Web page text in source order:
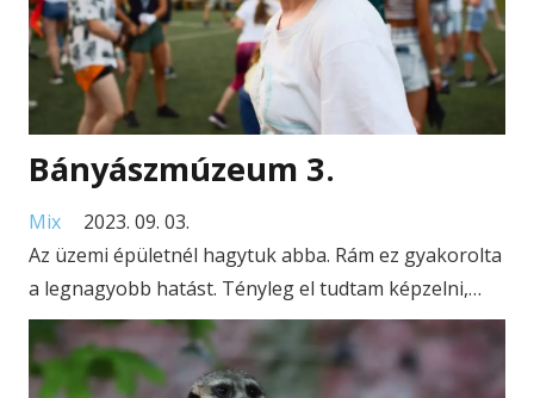
Bányászmúzeum 3.
Mix
2023. 09. 03.
Az üzemi épületnél hagytuk abba. Rám ez gyakorolta
a legnagyobb hatást. Tényleg el tudtam képzelni,…